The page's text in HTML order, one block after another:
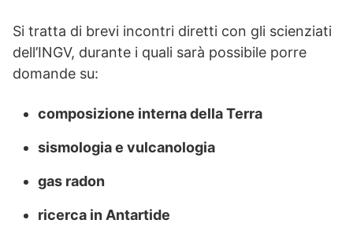
Si tratta di brevi incontri diretti con gli scienziati
dell’INGV, durante i quali sarà possibile porre
domande su:
composizione interna della Terra
sismologia e vulcanologia
gas radon
ricerca in Antartide